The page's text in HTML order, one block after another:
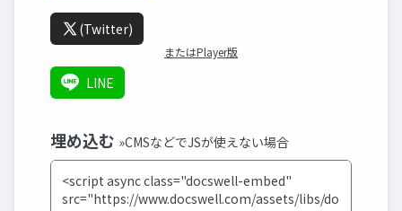
(Twitter)
またはPlayer版
LINE
埋め込む »CMSなどでJSが使えない場合